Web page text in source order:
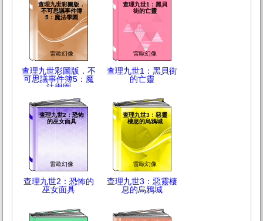
查理九世彩圖版．
不可思議事件簿
5：魔法學園
雷歐幻像
查理九世彩圖版．不
可思議事件簿5：魔
法學園
查理九世1：黑貝
街的亡靈
雷歐幻像
查理九世1：黑貝街
的亡靈
查理九世2：恐怖
的巫女面具
雷歐幻像
查理九世2：恐怖的
巫女面具
查理九世3：惡靈
棲息的烏鴉城
雷歐幻像
查理九世3：惡靈棲
息的烏鴉城